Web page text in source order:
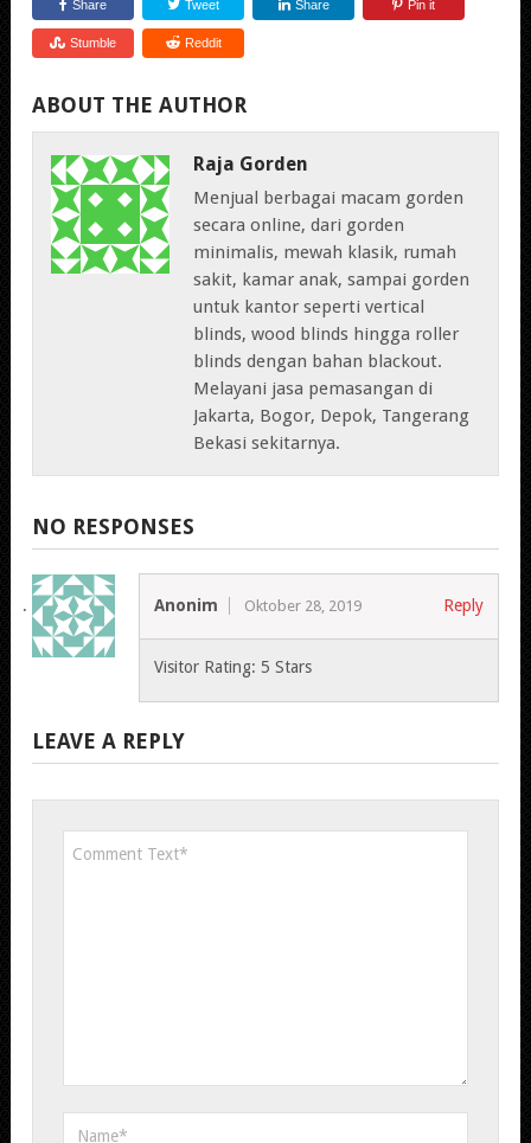
Share Tweet Share Pin it
Stumble Reddit
ABOUT THE AUTHOR
Raja Gorden
Menjual berbagai macam gorden
secara online, dari gorden
minimalis, mewah klasik, rumah
sakit, kamar anak, sampai gorden
untuk kantor seperti vertical
blinds, wood blinds hingga roller
blinds dengan bahan blackout.
Melayani jasa pemasangan di
Jakarta, Bogor, Depok, Tangerang
Bekasi sekitarnya.
NO RESPONSES
Anonim Oktober 28, 2019 Reply
Visitor Rating: 5 Stars
LEAVE A REPLY